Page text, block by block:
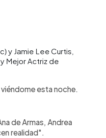
y Jamie Lee Curtis,
Mejor Actriz de
esta noche.
de Armas, Andrea
realidad".